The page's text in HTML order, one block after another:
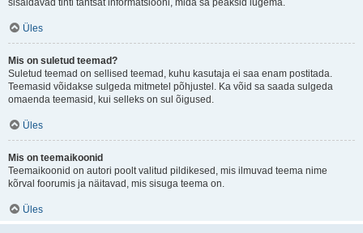
sisaldavad tihti tähtsat informatsiooni, mida sa peaksid lugema.
Üles
Mis on suletud teemad?
Suletud teemad on sellised teemad, kuhu kasutaja ei saa enam postitada.
Teemasid võidakse sulgeda mitmetel põhjustel. Ka võid sa saada sulgeda
omaenda teemasid, kui selleks on sul õigused.
Üles
Mis on teemaikoonid
Teemaikoonid on autori poolt valitud pildikesed, mis ilmuvad teema nime
kõrval foorumis ja näitavad, mis sisuga teema on.
Üles